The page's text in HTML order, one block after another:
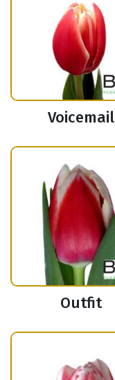
Voicemail
Outfit